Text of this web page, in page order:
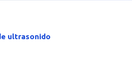
ultrasonido